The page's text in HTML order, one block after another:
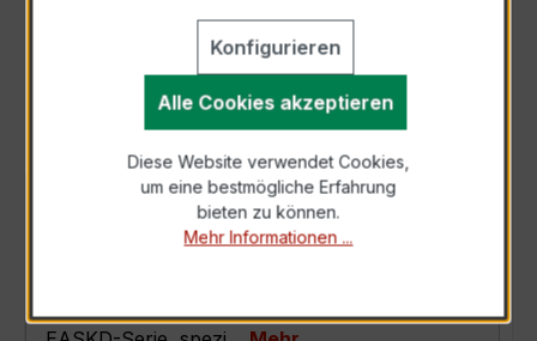
Als PDF exportieren
Der EASKD 31.8 3x300/5A 5VA Kl.0,2 ist ein
Verrechnungsstromwandler der bewährten
Konfigurieren
Alle Cookies akzeptieren
Diese Website verwendet Cookies,
um eine bestmögliche Erfahrung
bieten zu können.
Mehr Informationen ...